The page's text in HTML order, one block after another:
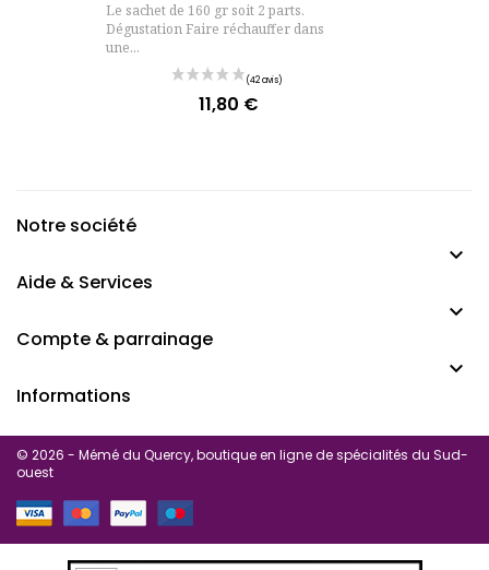
Le sachet de 160 gr soit 2 parts.
Dégustation Faire réchauffer dans
une...
Prix
11,80 €
Notre société

Aide & Services

Compte & parrainage

Informations
© 2026 - Mémé du Quercy, boutique en ligne de spécialités du Sud-
ouest